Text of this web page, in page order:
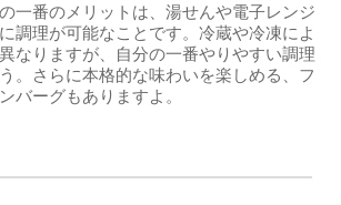
一番のメリットは、湯せんや電子レンジ
調理が可能なことです。冷蔵や冷凍によ
なりますが、自分の一番やりやすい調理
。さらに本格的な味わいを楽しめる、フ
バーグもありますよ。